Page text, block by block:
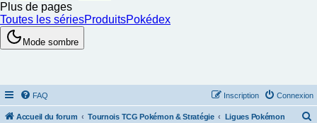
FAQ Connexion
Inscription
Accueil du forum Tournois TCG Pokémon & Stratégie Ligues Pokémon